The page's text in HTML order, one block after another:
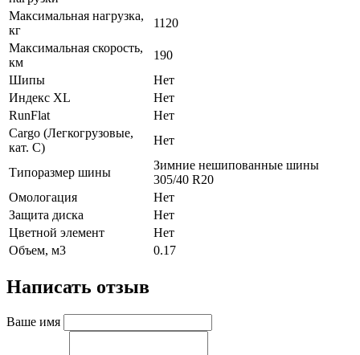
Максимальная нагрузка,
кг
1120
Максимальная скорость,
км
190
Шипы
Нет
Индекс XL
Нет
RunFlat
Нет
Cargo (Легкогрузовые,
кат. С)
Нет
Типоразмер шины
Зимние нешипованные шины
305/40 R20
Омологация
Нет
Защита диска
Нет
Цветной элемент
Нет
Объем, м3
0.17
Написать отзыв
Ваше имя